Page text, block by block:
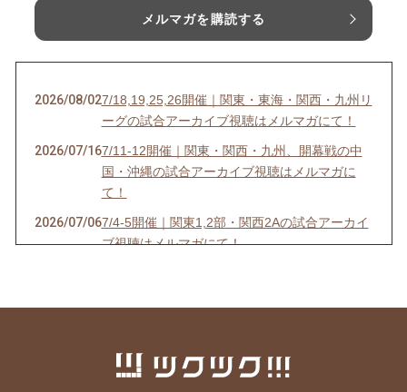
メルマガを購読する
2026/08/027/18,19,25,26開催｜関東・東海・関西・九州リ
ーグの試合アーカイブ視聴はメルマガにて！
2026/07/167/11-12開催｜関東・関西・九州、開幕戦の中
国・沖縄の試合アーカイブ視聴はメルマガに
て！
2026/07/067/4-5開催｜関東1,2部・関西2Aの試合アーカイ
ブ視聴はメルマガにて！
6/20-21開催｜関東4部AB・東海1部・関西2C・